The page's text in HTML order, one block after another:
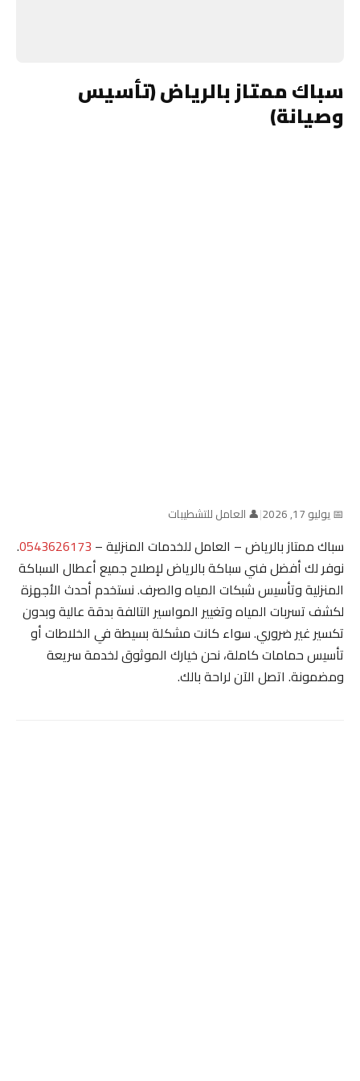
سباك ممتاز بالرياض (تأسيس
وصيانة)
📅 يوليو 17, 2026 |👤 العامل للتشطيبات
سباك ممتاز بالرياض – العامل للخدمات المنزلية –0543626173
.
نوفر لك أفضل فني سباكة بالرياض لإصلاح جميع أعطال السباكة
المنزلية وتأسيس شبكات المياه والصرف. نستخدم أحدث الأجهزة
لكشف تسربات المياه وتغيير المواسير التالفة بدقة عالية وبدون
تكسير غير ضروري. سواء كانت مشكلة بسيطة في الخلاطات أو
تأسيس حمامات كاملة، نحن خيارك الموثوق لخدمة سريعة
ومضمونة. اتصل الآن لراحة بالك.